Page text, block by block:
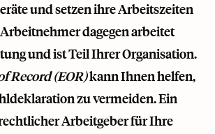
und setzen ihre Arbeitszeiten
dagegen arbeitet
und ist Teil Ihrer Organisation.
Record (EOR)kann Ihnen helfen,
zu vermeiden. Ein
Arbeitgeber für Ihre